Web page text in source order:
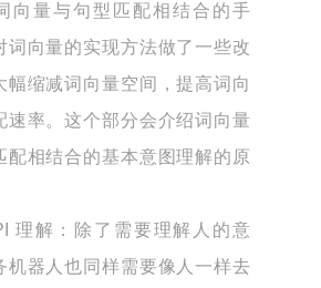
向量与句型匹配相结合的手
词向量的实现方法做了一些改
幅缩减词向量空间，提高词向
速率。这个部分会介绍词向量
配相结合的基本意图理解的原
理解：除了需要理解人的意
机器人也同样需要像人一样去